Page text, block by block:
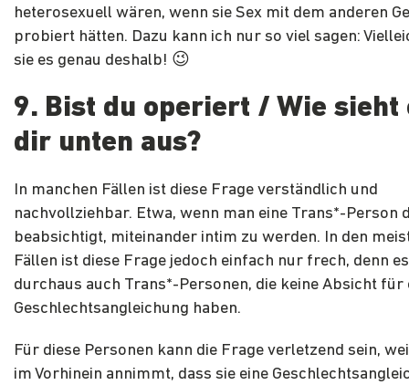
heterosexuell wären, wenn sie Sex mit dem anderen
probiert hätten. Dazu kann ich nur so viel sagen:
sie es genau deshalb! 😉
9. Bist du operiert / Wie sieht
dir unten aus?
In manchen Fällen ist diese Frage verständlich und
nachvollziehbar. Etwa, wenn man eine Trans*-Person
beabsichtigt, miteinander intim zu werden. In den
Fällen ist diese Frage jedoch einfach nur frech, denn
durchaus auch Trans*-Personen, die keine Absicht für
Geschlechtsangleichung haben.
Für diese Personen kann die Frage verletzend sein,
im Vorhinein annimmt, dass sie eine